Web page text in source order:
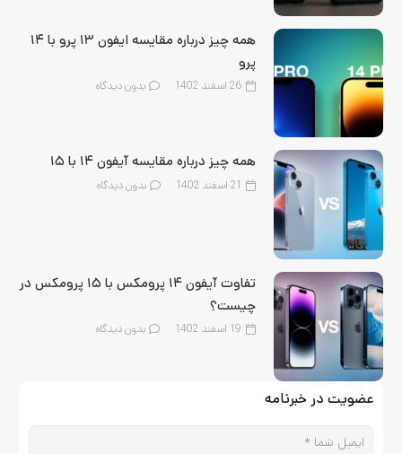
همه چیز درباره مقایسه ایفون ۱۳ پرو با ۱۴
پرو
26 اسفند 1402 بدون دیدگاه
همه چیز درباره مقایسه آیفون ۱۴ با ۱۵
21 اسفند 1402 بدون دیدگاه
تفاوت آیفون ۱۴ پرومکس با ۱۵ پرومکس در
چیست؟
19 اسفند 1402 بدون دیدگاه
عضویت در خبرنامه